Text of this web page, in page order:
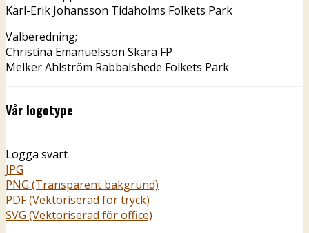
Karl-Erik Johansson Tidaholms Folkets Park
Valberedning;
Christina Emanuelsson Skara FP
Melker Ahlström Rabbalshede Folkets Park
Vår logotype
Logga svart
JPG
PNG (Transparent bakgrund)
PDF (Vektoriserad för tryck)
SVG (Vektoriserad för office)